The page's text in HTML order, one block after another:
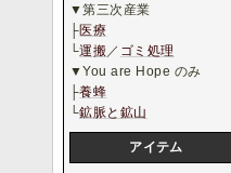
▼第三次産業
├医療
└運搬 ／ ゴミ処理
▼You are Hope のみ
├養蜂
└鉱脈と鉱山
アイテム